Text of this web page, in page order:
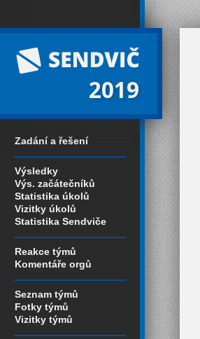
2019
Zadání a řešení
Výsledky
Výs. začátečníků
Statistika úkolů
Vizitky úkolů
Statistika Sendviče
Reakce týmů
Komentáře orgů
Seznam týmů
Fotky týmů
Vizitky týmů